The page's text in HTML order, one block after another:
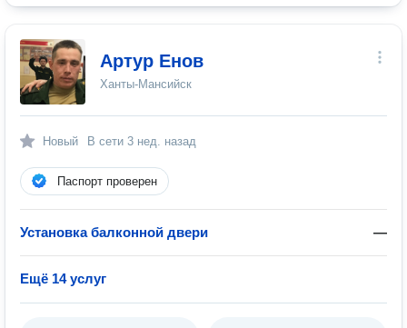
Артур Енов
Ханты-Мансийск
Новый В сети 3 нед. назад
Паспорт проверен
Установка балконной двери —
Ещё 14 услуг